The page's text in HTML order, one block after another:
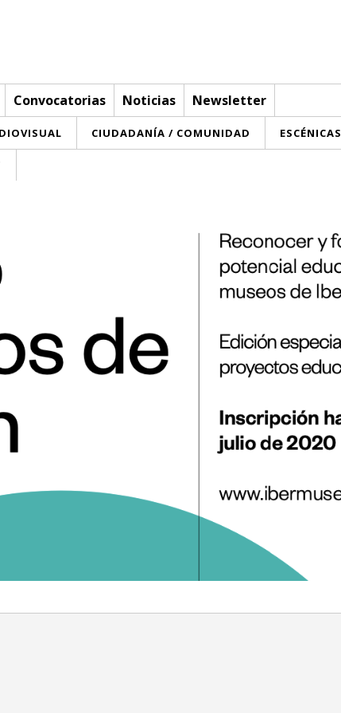
Convocatorias Noticias Newsletter
CIUDADANÍA / COMUNIDAD ESCÉNICAS